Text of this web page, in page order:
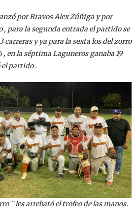
por Bravos Alex Zúñiga y por
, para la segunda entrada el partido se
carreras y ya para la sexta los del zorro
, en la séptima Laguneros ganaba 19
el partido .
¨ les arrebató el trofeo de las manos.